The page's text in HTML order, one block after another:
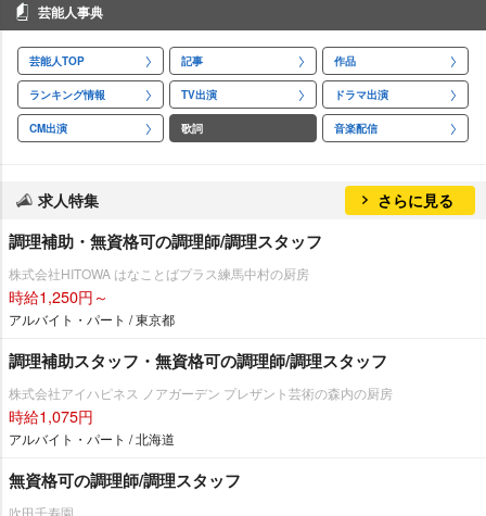
芸能人事典
芸能人TOP 記事 作品
ランキング情報 TV出演 ドラマ出演
CM出演 歌詞 音楽配信
求人特集 さらに見る
調理補助・無資格可の調理師/調理スタッフ
株式会社HITOWA はなことばプラス練馬中村の厨房
時給1,250円～
アルバイト・パート / 東京都
調理補助スタッフ・無資格可の調理師/調理スタッフ
株式会社アイハピネス ノアガーデン プレザント芸術の森内の厨房
時給1,075円
アルバイト・パート / 北海道
無資格可の調理師/調理スタッフ
吹田千寿園